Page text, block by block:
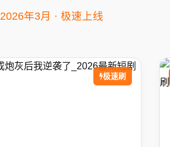
2026年3月 · 极速上线
极速刷